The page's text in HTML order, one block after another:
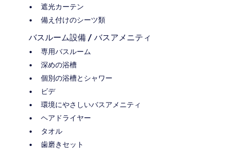
遮光カーテン
備え付けのシーツ類
バスルーム設備 / バスアメニティ
専用バスルーム
深めの浴槽
個別の浴槽とシャワー
ビデ
環境にやさしいバスアメニティ
ヘアドライヤー
タオル
歯磨きセット